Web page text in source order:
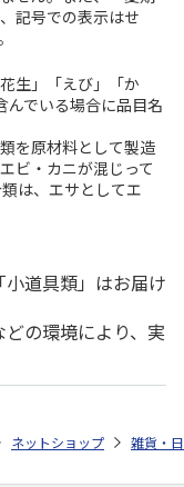
記号での表示はせ
生」「えび」「か
んでいる場合に品目名
を原材料として製造
ビ・カニが混じって
は、エサとしてエ
道具類」はお届け
の環境により、実
対応 ふわっと弁当箱 530ml
ネットショップ 雑貨・